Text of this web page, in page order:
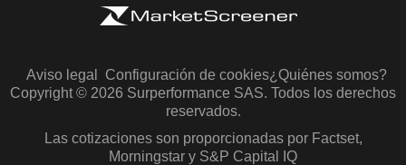
Aviso legal Configuración de cookies¿Quiénes somos?
Copyright © 2026 Surperformance SAS. Todos los derechos
reservados.
Las cotizaciones son proporcionadas por Factset,
Morningstar y S&P Capital IQ